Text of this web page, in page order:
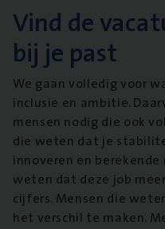
Vind de
bij je past
We gaan volledig voor
inclusie en ambitie.
mensen nodig die ook
die weten dat je
innoveren en berekende
weten dat deze job
cijfers. Mensen die
het verschil te maken.